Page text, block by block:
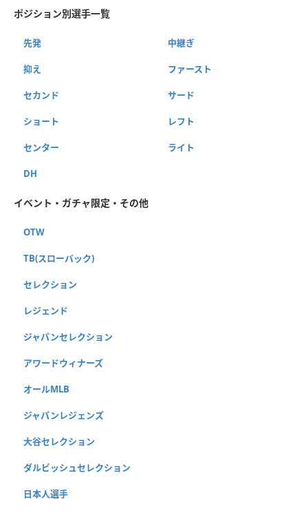
ポジション別選手一覧
先発 中継ぎ
抑え ファースト
セカンド サード
ショート レフト
センター ライト
DH
イベント・ガチャ限定・その他
OTW
TB(スローバック)
セレクション
レジェンド
ジャパンセレクション
アワードウィナーズ
オールMLB
ジャパンレジェンズ
大谷セレクション
ダルビッシュセレクション
日本人選手